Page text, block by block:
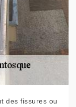
des fissures ou